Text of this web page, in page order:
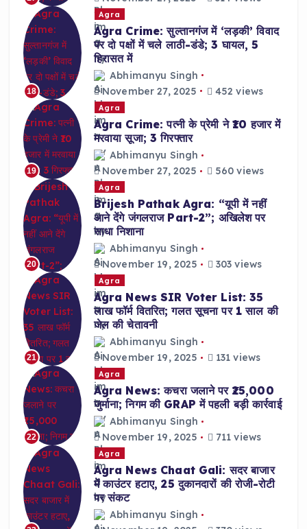
18
Agra
Agra Crime: सुल्तानगंज में ‘लड़की’ विवाद
पर दो पक्षों में चले लाठी-डंडे; 3 घायल, 5
हिरासत में
Abhimanyu Singh
November 27, 2025
452 views
19
Agra
Agra Crime: पत्नी के प्रेमी ने ₹10 हजार में
मरवाया सूजा; 3 गिरफ्तार
Abhimanyu Singh
November 27, 2025
560 views
20
Agra
Brijesh Pathak Agra: “यूपी में नहीं
आने देंगे जंगलराज Part-2”; अखिलेश पर
साधा निशाना
Abhimanyu Singh
November 19, 2025
303 views
21
Agra
Agra News SIR Voter List: 35
लाख फॉर्म वितरित; गलत सूचना पर 1 साल की
जेल की चेतावनी
Abhimanyu Singh
November 19, 2025
131 views
22
Agra
Agra News: कचरा जलाने पर ₹25,000
जुर्माना; निगम की GRAP में पहली बड़ी कार्रवाई
Abhimanyu Singh
November 19, 2025
711 views
Agra
Agra News Chaat Gali: सदर बाजार
में काउंटर हटाए, 25 दुकानदारों की रोजी-रोटी
पर संकट
Abhimanyu Singh